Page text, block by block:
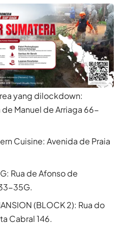
yang dilockdown:
de Manuel de Arriaga 66-
Cuisine: Avenida de Praia
Rua de Afonso de
35G.
(BLOCK 2): Rua do
Cabral 146.